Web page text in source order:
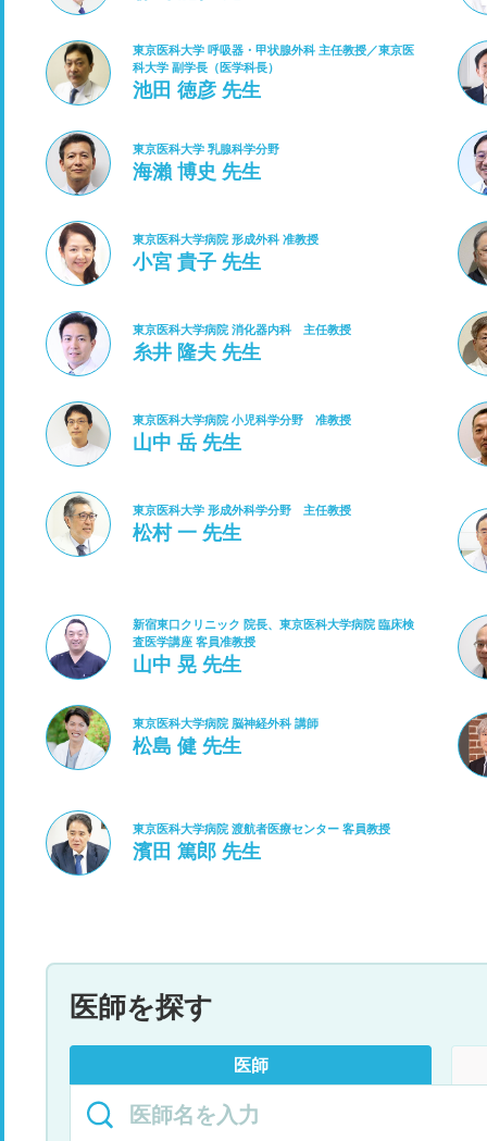
東京医科大学 呼吸器・甲状腺外科 主任教授／東京医
科大学 副学長（医学科長）
池田 徳彦 先生
東京医科大学 乳腺科学分野
海瀨 博史 先生
東京医科大学病院 形成外科 准教授
小宮 貴子 先生
東京医科大学病院 消化器内科 主任教授
糸井 隆夫 先生
東京医科大学病院 小児科学分野 准教授
山中 岳 先生
東京医科大学 形成外科学分野 主任教授
松村 一 先生
新宿東口クリニック 院長、東京医科大学病院 臨床検
査医学講座 客員准教授
山中 晃 先生
東京医科大学病院 脳神経外科 講師
松島 健 先生
東京医科大学病院 渡航者医療センター 客員教授
濱田 篤郎 先生
医師を探す
医師